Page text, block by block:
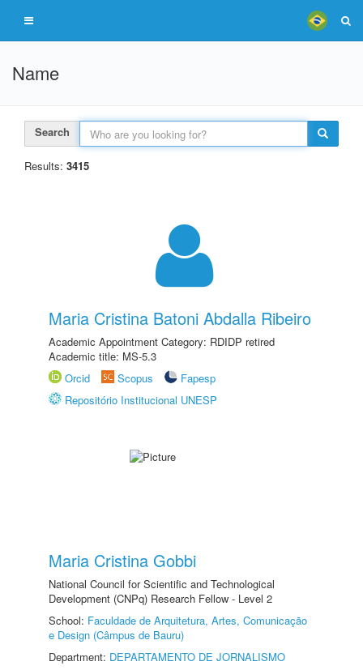
Name
Search
Results: 3415
Maria Cristina Batoni Abdalla Ribeiro
Academic Appointment Category: RDIDP retired
Academic title: MS-5.3
Orcid
Scopus
Fapesp
Repositório Institucional UNESP
Maria Cristina Gobbi
National Council for Scientific and Technological
Development (CNPq) Research Fellow - Level 2
School: Faculdade de Arquitetura, Artes, Comunicação
e Design (Câmpus de Bauru)
Department: DEPARTAMENTO DE JORNALISMO